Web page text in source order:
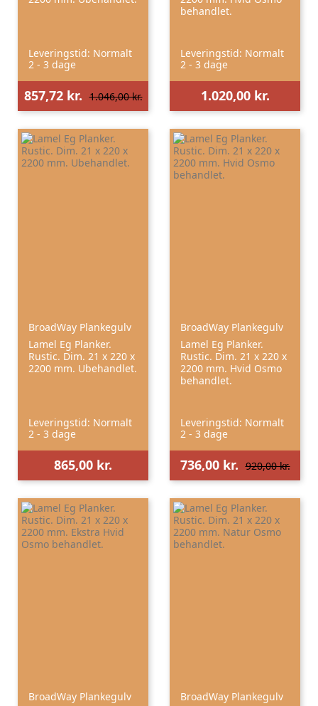
Leveringstid: Normalt
2 - 3 dage
857,72 kr. 1.046,00 kr.
behandlet.
Leveringstid: Normalt
2 - 3 dage
1.020,00 kr.
BroadWay Plankegulv
Lamel Eg Planker.
Rustic. Dim. 21 x 220 x
2200 mm. Ubehandlet.
Leveringstid: Normalt
2 - 3 dage
865,00 kr.
BroadWay Plankegulv
Lamel Eg Planker.
Rustic. Dim. 21 x 220 x
2200 mm. Hvid Osmo
behandlet.
Leveringstid: Normalt
2 - 3 dage
736,00 kr. 920,00 kr.
BroadWay Plankegulv
BroadWay Plankegulv